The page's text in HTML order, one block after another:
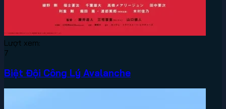
Lượt xem:
7
Biệt Đội Công Lý Avalanche